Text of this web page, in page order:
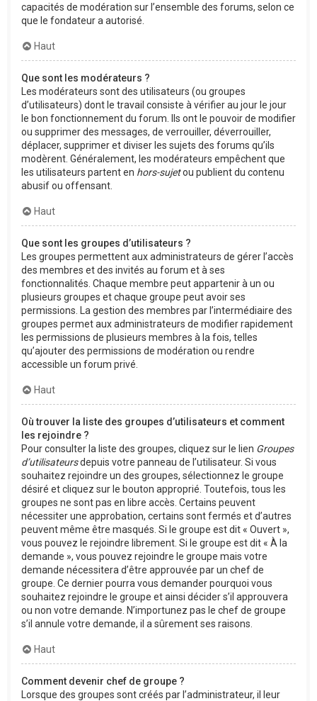
capacités de modération sur l’ensemble des forums, selon ce
que le fondateur a autorisé.
Haut
Que sont les modérateurs ?
Les modérateurs sont des utilisateurs (ou groupes
d’utilisateurs) dont le travail consiste à vérifier au jour le jour
le bon fonctionnement du forum. Ils ont le pouvoir de modifier
ou supprimer des messages, de verrouiller, déverrouiller,
déplacer, supprimer et diviser les sujets des forums qu’ils
modèrent. Généralement, les modérateurs empêchent que
les utilisateurs partent en hors-sujetou publient du contenu
abusif ou offensant.
Haut
Que sont les groupes d’utilisateurs ?
Les groupes permettent aux administrateurs de gérer l’accès
des membres et des invités au forum et à ses
fonctionnalités. Chaque membre peut appartenir à un ou
plusieurs groupes et chaque groupe peut avoir ses
permissions. La gestion des membres par l’intermédiaire des
groupes permet aux administrateurs de modifier rapidement
les permissions de plusieurs membres à la fois, telles
qu’ajouter des permissions de modération ou rendre
accessible un forum privé.
Haut
Où trouver la liste des groupes d’utilisateurs et comment
les rejoindre ?
Pour consulter la liste des groupes, cliquez sur le lien Groupes
d’utilisateursdepuis votre panneau de l’utilisateur. Si vous
souhaitez rejoindre un des groupes, sélectionnez le groupe
désiré et cliquez sur le bouton approprié. Toutefois, tous les
groupes ne sont pas en libre accès. Certains peuvent
nécessiter une approbation, certains sont fermés et d’autres
peuvent même être masqués. Si le groupe est dit « Ouvert »,
vous pouvez le rejoindre librement. Si le groupe est dit « À la
demande », vous pouvez rejoindre le groupe mais votre
demande nécessitera d’être approuvée par un chef de
groupe. Ce dernier pourra vous demander pourquoi vous
souhaitez rejoindre le groupe et ainsi décider s’il approuvera
ou non votre demande. N’importunez pas le chef de groupe
s’il annule votre demande, il a sûrement ses raisons.
Haut
Comment devenir chef de groupe ?
Lorsque des groupes sont créés par l’administrateur, il leur